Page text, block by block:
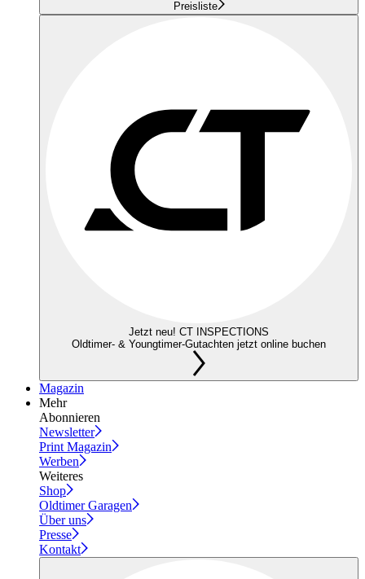
Preisliste
Jetzt neu! CT INSPECTIONS
Oldtimer- & Youngtimer-Gutachten jetzt online buchen
Magazin
Mehr
Abonnieren
Newsletter
Print Magazin
Werben
Weiteres
Shop
Oldtimer Garagen
Über uns
Presse
Kontakt